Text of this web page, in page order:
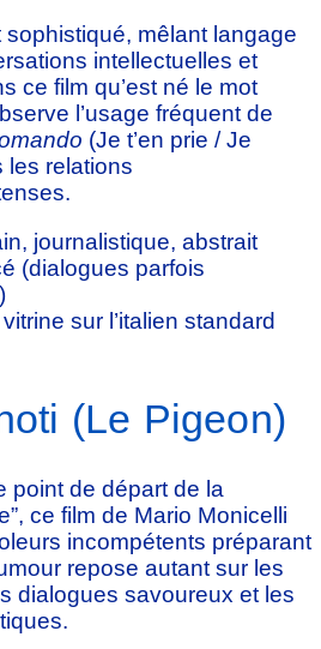
mêlant langage
intellectuelles et
ce film qu’est né le mot
l’usage fréquent de
(Je t’en prie / Je
les relations
journalistique, abstrait
(dialogues parfois
sur l’italien standard
(Le Pigeon)
point de départ de la
ce film de Mario Monicelli
incompétents préparant
repose autant sur les
dialogues savoureux et les